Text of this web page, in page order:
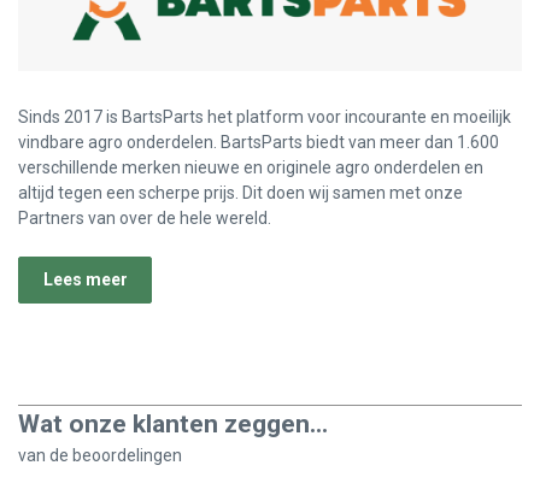
Sinds 2017 is BartsParts het platform voor incourante en moeilijk
vindbare agro onderdelen. BartsParts biedt van meer dan 1.600
verschillende merken nieuwe en originele agro onderdelen en
altijd tegen een scherpe prijs. Dit doen wij samen met onze
Partners van over de hele wereld.
Lees meer
Wat onze klanten zeggen...
van de beoordelingen